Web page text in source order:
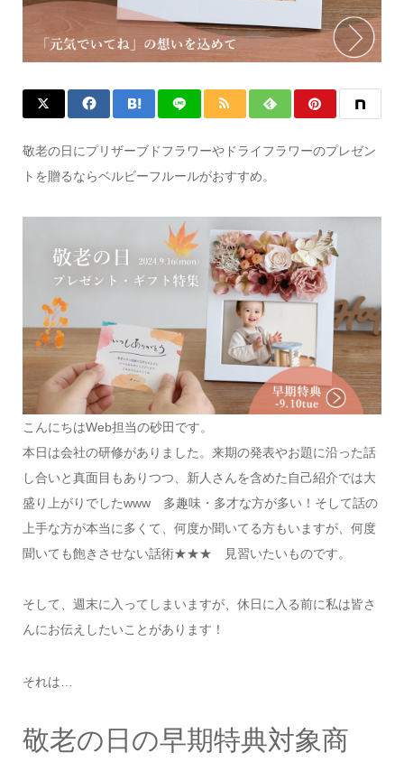
敬老の日にプリザーブドフラワーやドライフラワーのプレゼン
トを贈るならベルビーフルールがおすすめ。
こんにちはWeb担当の砂田です。
本日は会社の研修がありました。来期の発表やお題に沿った話
し合いと真面目もありつつ、新人さんを含めた自己紹介では大
盛り上がりでしたwww 多趣味・多才な方が多い！そして話の
上手な方が本当に多くて、何度か聞いてる方もいますが、何度
聞いても飽きさせない話術★★★ 見習いたいものです。
そして、週末に入ってしまいますが、休日に入る前に私は皆さ
んにお伝えしたいことがあります！
それは…
敬老の日の早期特典対象商